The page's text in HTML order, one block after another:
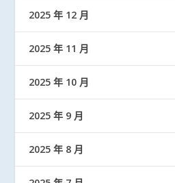
2025 年 12 月
2025 年 11 月
2025 年 10 月
2025 年 9 月
2025 年 8 月